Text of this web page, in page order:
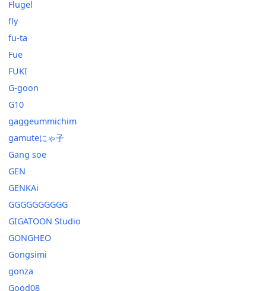
Flugel
fly
fu-ta
Fue
FUKI
G-goon
G10
gaggeummichim
gamuteにゃ子
Gang soe
GEN
GENKAi
GGGGGGGGGG
GIGATOON Studio
GONGHEO
Gongsimi
gonza
Good08